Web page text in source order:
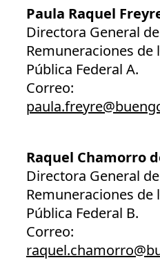
Paula Raquel
Directora General
Remuneraciones
Pública Federal A.
Correo:
Raquel Chamorro
Directora General
Remuneraciones
Pública Federal B.
Correo: